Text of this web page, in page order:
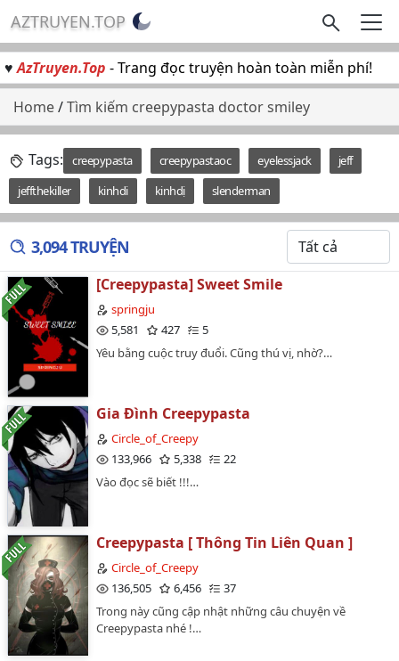
AZTRUYEN.TOP
♥AzTruyen.Top - Trang đọc truyện hoàn toàn miễn phí!
Home/Tìm kiếm creepypasta doctor smiley
Tags: creepypasta creepypastaoc eyelessjack
jeff
jeffthekiller
kinhdi kinhdị slenderman
3,094 TRUYỆN
[Creepypasta] Sweet Smile
springju
5,581
427
5
Yêu bằng cuộc truy đuổi. Cũng thú vị, nhờ?…
Gia Đình Creepypasta
Circle_of_Creepy
133,966
5,338
22
Vào đọc sẽ biết !!!…
Creepypasta [ Thông Tin Liên Quan ]
Circle_of_Creepy
136,505
6,456
37
Trong này cũng cập nhật những câu chuyện về
Creepypasta nhé !…